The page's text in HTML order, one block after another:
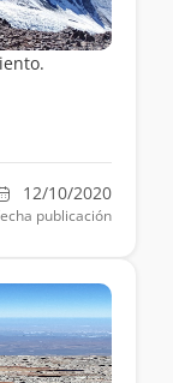
12/10/2020
publicación